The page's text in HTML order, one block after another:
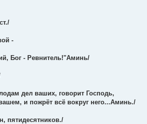
-
Бог - Ревнитель!"Аминь/
дел ваших, говорит Господь,
и пожрёт всё вокруг него...Аминь./
пятидесятников./